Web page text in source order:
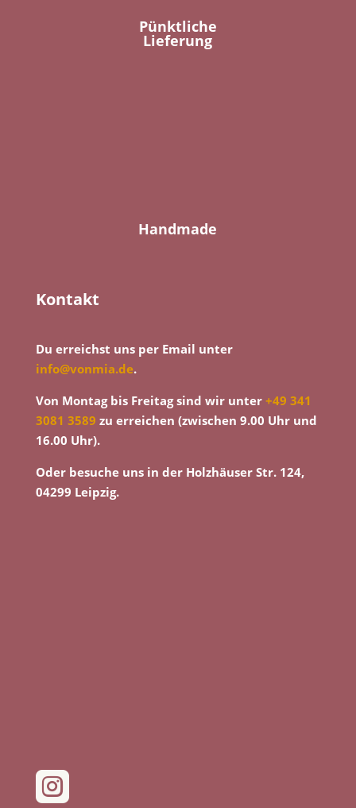
Pünktliche
Lieferung
Handmade
Kontakt
Du erreichst uns per Email unter
info@vonmia.de.
Von Montag bis Freitag sind wir unter +49 341
3081 3589 zu erreichen (zwischen 9.00 Uhr und
16.00 Uhr).
Oder besuche uns in der Holzhäuser Str. 124,
04299 Leipzig.
